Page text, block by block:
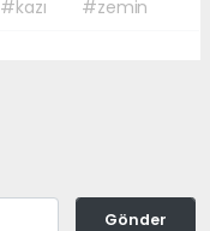
#kazı #zemin
Gönder